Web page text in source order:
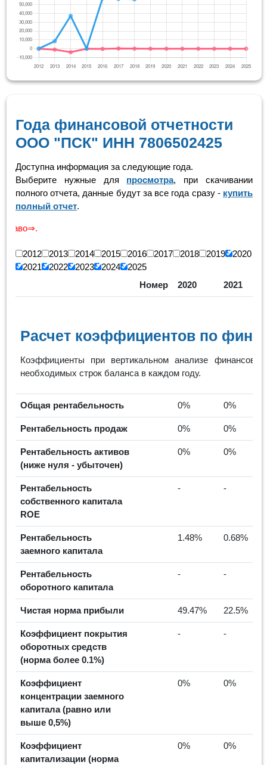
Года финансовой отчетности
ООО "ПСК" ИНН 7806502425
Доступна информация за следующие года.
Выберите нужные для просмотра, при скачивании
полного отчета, данные будут за все года сразу - купить
полный отчет.
2012 2013 2014 2015 2016 2017 2018 2019
2020
2021
2022 2023 2024
2025
Номер
2020 2021
Расчет коэффициентов по
Коэффициенты при вертикальном анализе
необходимых строк баланса в каждом году.
Общая рентабельность 0% 0%
Рентабельность продаж 0% 0%
Рентабельность активов
(ниже нуля - убыточен)
0% 0%
Рентабельность
собственного капитала
ROE
- -
Рентабельность
заемного капитала
1.48% 0.68%
Рентабельность
оборотного капитала
- -
Чистая норма прибыли 49.47% 22.5%
Коэффициент покрытия
оборотных средств
(норма более 0.1%)
- -
Коэффициент
концентрации заемного
капитала (равно или
выше 0,5%)
0% 0%
Коэффициент
капитализации (норма
0% 0%